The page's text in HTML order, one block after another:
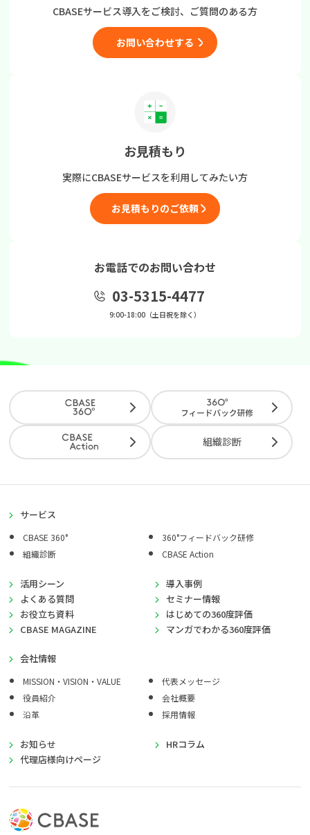
CBASEサービス導入をご検討、 ご質問のある方
お問い合わせする
お見積もり
実際にCBASEサービスを利用してみたい方
お見積もりのご依頼
お電話でのお問い合わせ
03-5315-4477
9:00-18:00（土日祝を除く）
組織診断
サービス
CBASE 360°
360°フィードバック研修
組織診断
CBASE Action
活用シーン
導入事例
よくある質問
セミナー情報
お役立ち資料
はじめての360度評価
CBASE MAGAZINE
マンガでわかる360度評価
会社情報
MISSION・VISION・VALUE
代表メッセージ
役員紹介
会社概要
沿革
採用情報
お知らせ
HRコラム
代理店様向けページ